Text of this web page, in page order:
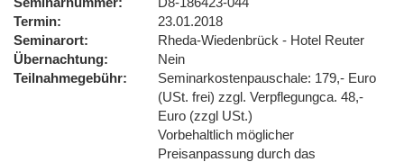
Termin
23.01.2018
Seminarort
Rheda-Wiedenbrück - Hotel Reuter
Übernachtung
Nein
Teilnahmegebühr
Seminarkostenpauschale: 179,- Euro
(USt. frei) zzgl. Verpflegungca. 48,-
Euro (zzgl USt.)
Vorbehaltlich möglicher
Preisanpassung durch das